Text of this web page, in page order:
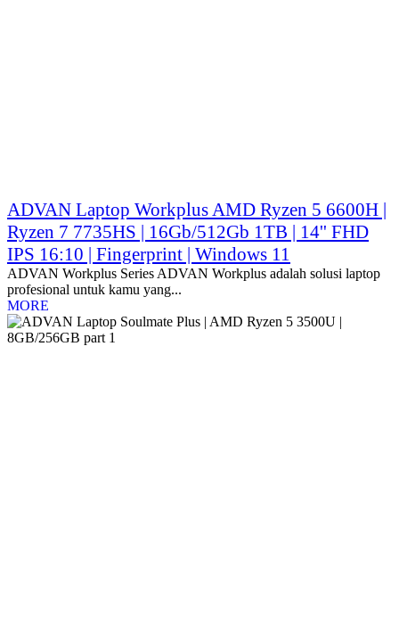
ADVAN Laptop Workplus AMD Ryzen 5 6600H |
Ryzen 7 7735HS | 16Gb/512Gb 1TB | 14'' FHD
IPS 16:10 | Fingerprint | Windows 11
ADVAN Workplus Series ADVAN Workplus adalah solusi laptop
profesional untuk kamu yang...
MORE